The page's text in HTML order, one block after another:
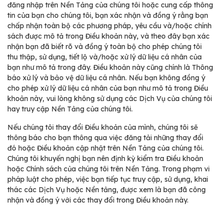
đăng nhập trên Nền Tảng của chúng tôi hoặc cung cấp thông
tin của bạn cho chúng tôi, bạn xác nhận và đồng ý rằng bạn
chấp nhận toàn bộ các phương pháp, yêu cầu và/hoặc chính
sách được mô tả trong Điều khoản này, và theo đây bạn xác
nhận bạn đã biết rõ và đồng ý toàn bộ cho phép chúng tôi
thu thập, sử dụng, tiết lộ và/hoặc xử lý dữ liệu cá nhân của
bạn như mô tả trong đây. Điều khoản này cũng chính là Thông
báo xử lý và bảo vệ dữ liệu cá nhân. Nếu bạn không đồng ý
cho phép xử lý dữ liệu cá nhân của bạn như mô tả trong Điều
khoản này, vui lòng không sử dụng các Dịch Vụ của chúng tôi
hay truy cập Nền Tảng của chúng tôi.
Nếu chúng tôi thay đổi Điều khoản của mình, chúng tôi sẽ
thông báo cho bạn thông qua việc đăng tải những thay đổi
đó hoặc Điều khoản cập nhật trên Nền Tảng của chúng tôi.
Chúng tôi khuyến nghị bạn nên định kỳ kiểm tra Điều khoản
hoặc Chính sách của chúng tôi trên Nền Tảng. Trong phạm vi
pháp luật cho phép, việc bạn tiếp tục truy cập, sử dụng, khai
thác các Dịch Vụ hoặc Nền tảng, được xem là bạn đã công
nhận và đồng ý với các thay đổi trong Điều khoản này.